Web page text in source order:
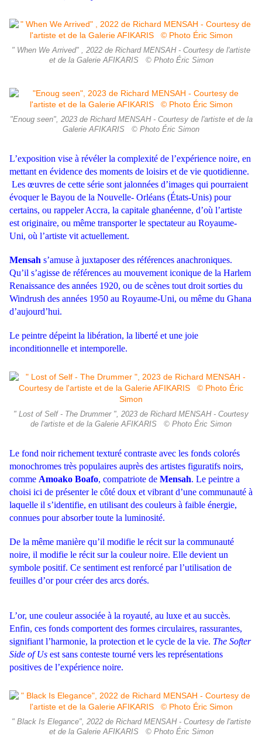
" When We Arrived" , 2022 de Richard MENSAH - Courtesy de l'artiste
et de la Galerie AFIKARIS © Photo Éric Simon
"Enoug seen", 2023 de Richard MENSAH - Courtesy de l'artiste et de la
Galerie AFIKARIS © Photo Éric Simon
L’exposition vise à révéler la complexité de l’expérience noire, en
mettant en évidence des moments de loisirs et de vie quotidienne.
Les œuvres de cette série sont jalonnées d’images qui pourraient
évoquer le Bayou de la Nouvelle- Orléans (États-Unis) pour
certains, ou rappeler Accra, la capitale ghanéenne, d’où l’artiste
est originaire, ou même transporter le spectateur au Royaume-
Uni, où l’artiste vit actuellement.
Mensah s’amuse à juxtaposer des références anachroniques.
Qu’il s’agisse de références au mouvement iconique de la Harlem
Renaissance des années 1920, ou de scènes tout droit sorties du
Windrush des années 1950 au Royaume-Uni, ou même du Ghana
d’aujourd’hui.
Le peintre dépeint la libération, la liberté et une joie
inconditionnelle et intemporelle.
" Lost of Self - The Drummer ", 2023 de Richard MENSAH - Courtesy
de l'artiste et de la Galerie AFIKARIS © Photo Éric Simon
Le fond noir richement texturé contraste avec les fonds colorés
monochromes très populaires auprès des artistes figuratifs noirs,
comme Amoako Boafo, compatriote de Mensah. Le peintre a
choisi ici de présenter le côté doux et vibrant d’une communauté à
laquelle il s’identifie, en utilisant des couleurs à faible énergie,
connues pour absorber toute la luminosité.
De la même manière qu’il modifie le récit sur la communauté
noire, il modifie le récit sur la couleur noire. Elle devient un
symbole positif. Ce sentiment est renforcé par l’utilisation de
feuilles d’or pour créer des arcs dorés.
L’or, une couleur associée à la royauté, au luxe et au succès.
Enfin, ces fonds comportent des formes circulaires, rassurantes,
signifiant l’harmonie, la protection et le cycle de la vie. The Softer
Side of Us est sans conteste tourné vers les représentations
positives de l’expérience noire.
" Black Is Elegance", 2022 de Richard MENSAH - Courtesy de l'artiste
et de la Galerie AFIKARIS © Photo Éric Simon